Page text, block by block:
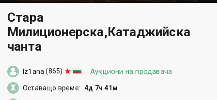
Стара
Милиционерска,Катаджийска
чанта
lz1ana (865) Аукциони на продавача
Оставащо време: 4д 7ч 41м